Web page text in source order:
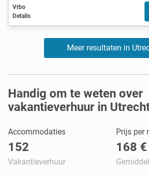
Vrbo
Details
Meer resultaten in
Handig om te weten over
vakantieverhuur in
Accommodaties
152
Vakantieverhuur
Prijs per
168 €